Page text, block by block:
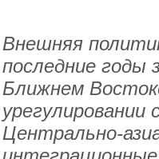
Внешняя
последние годы
Ближнем
урегулировании
Центрально-